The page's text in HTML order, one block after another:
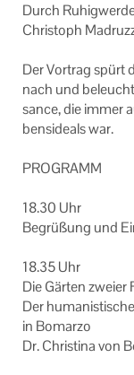
Durch
Chris­toph
Der Vor­trag spürt
nach und
sance, die immer
bens­ide­als war.
PRO­GRAMM
18.30 Uhr
Be­grü­ßung und
18.35 Uhr
Die Gär­ten zwei­er
Der
in Bo­mar­zo
Dr. Chris­ti­na von